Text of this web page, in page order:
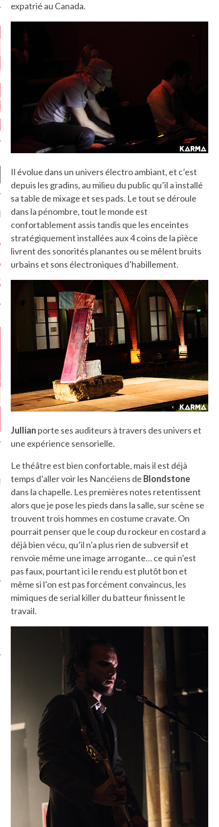
CRITIQUES
7.6
DUDE’S REV...
5.4
CLAN – A BE...
6.8
– HEL...
KARMA –
ANNIVERSAIRE
SOCIAUX
expatrié au Canada.
Il évolue dans un univers électro ambiant, et c’est
depuis les gradins, au milieu du public qu’il a installé
sa table de mixage et ses pads. Le tout se déroule
dans la pénombre, tout le monde est
confortablement assis tandis que les enceintes
stratégiquement installées aux 4 coins de la pièce
livrent des sonorités planantes ou se mêlent bruits
urbains et sons électroniques d’habillement.
Jullian porte ses auditeurs à travers des univers et
une expérience sensorielle.
Le théâtre est bien confortable, mais il est déjà
temps d’aller voir les Nancéiens de Blondstone
dans la chapelle. Les premières notes retentissent
alors que je pose les pieds dans la salle, sur scène se
trouvent trois hommes en costume cravate. On
pourrait penser que le coup du rockeur en costard a
déjà bien vécu, qu’il n’a plus rien de subversif et
renvoie même une image arrogante… ce qui n’est
pas faux, pourtant ici le rendu est plutôt bon et
même si l’on est pas forcément convaincus, les
mimiques de serial killer du batteur finissent le
travail.